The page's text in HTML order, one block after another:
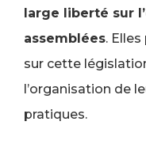
large liberté sur
assemblées.
sur cette
l’organisation de
pratiques.